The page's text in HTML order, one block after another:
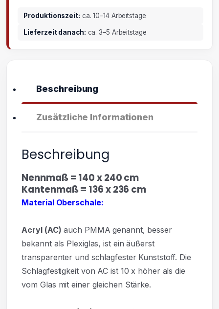
Produktionszeit: ca. 10–14 Arbeitstage
Lieferzeit danach: ca. 3–5 Arbeitstage
Beschreibung
Zusätzliche Informationen
Beschreibung
Nennmaß = 140 x 240 cm
Kantenmaß = 136 x 236 cm
Material Oberschale:
Acryl (AC) auch PMMA genannt, besser
bekannt als Plexiglas, ist ein äußerst
transparenter und schlagfester Kunststoff. Die
Schlagfestigkeit von AC ist 10 x höher als die
vom Glas mit einer gleichen Stärke.